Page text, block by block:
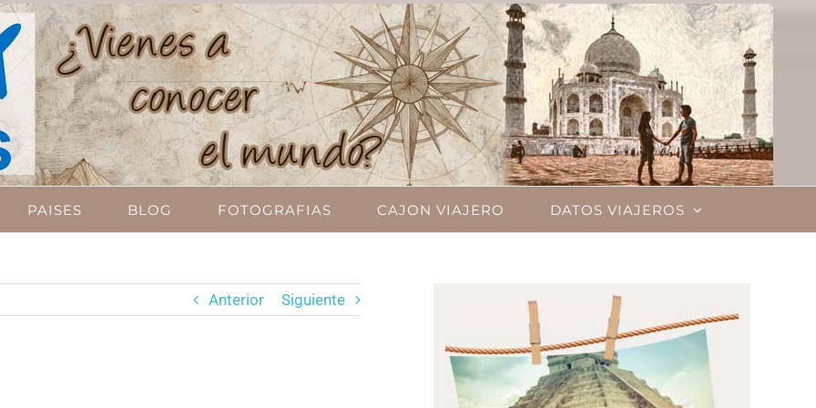
PAISES BLOG FOTOGRAFIAS CAJON VIAJERO DATOS VIAJEROS
Anterior Siguiente